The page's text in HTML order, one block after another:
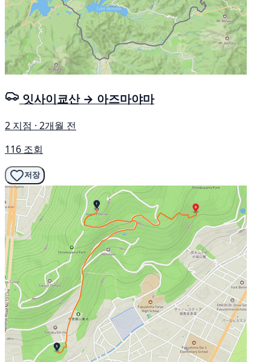
잇사이쿄산 → 아즈마야마
2 지점 · 2개월 전
116 조회
저장